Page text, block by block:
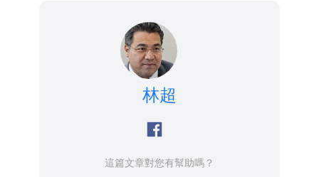
林超
這篇文章對您有幫助嗎？